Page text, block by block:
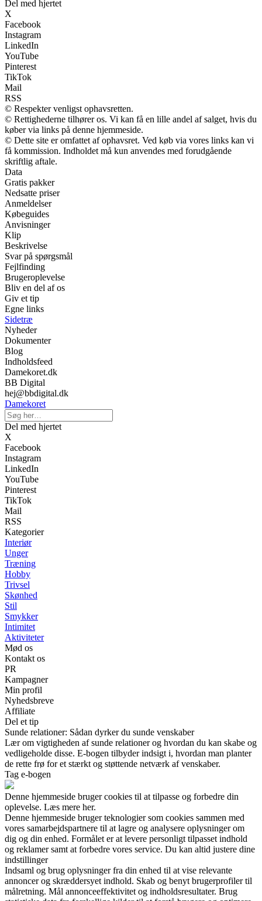
Del med hjertet
X
Facebook
Instagram
LinkedIn
YouTube
Pinterest
TikTok
Mail
RSS
© Respekter venligst ophavsretten.
© Rettighederne tilhører os. Vi kan få en lille andel af salget, hvis du
køber via links på denne hjemmeside.
© Dette site er omfattet af ophavsret. Ved køb via vores links kan vi
få kommission. Indholdet må kun anvendes med forudgående
skriftlig aftale.
Data
Gratis pakker
Nedsatte priser
Anmeldelser
Købeguides
Anvisninger
Klip
Beskrivelse
Svar på spørgsmål
Fejlfinding
Brugeroplevelse
Bliv en del af os
Giv et tip
Egne links
Sidetræ
Nyheder
Dokumenter
Blog
Indholdsfeed
Damekoret.dk
BB Digital
hej@bbdigital.dk
Damekoret
Del med hjertet
X
Facebook
Instagram
LinkedIn
YouTube
Pinterest
TikTok
Mail
RSS
Kategorier
Interiør
Unger
Træning
Hobby
Trivsel
Skønhed
Stil
Smykker
Intimitet
Aktiviteter
Mød os
Kontakt os
PR
Kampagner
Min profil
Nyhedsbreve
Affiliate
Del et tip
Sunde relationer: Sådan dyrker du sunde venskaber
Lær om vigtigheden af sunde relationer og hvordan du kan skabe og
vedligeholde disse. E-bogen tilbyder indsigt i, hvordan man planter
de rette frø for et stærkt og støttende netværk af venskaber.
Tag e-bogen
Denne hjemmeside bruger cookies til at tilpasse og forbedre din
oplevelse. Læs mere her.
Denne hjemmeside bruger teknologier som cookies sammen med
vores samarbejdspartnere til at lagre og analysere oplysninger om
dig og din enhed. Formålet er at levere personligt tilpasset indhold
og reklamer samt at forbedre vores service. Du kan altid justere dine
indstillinger
Indsaml og brug oplysninger fra din enhed til at vise relevante
annoncer og skræddersyet indhold. Skab og benyt brugerprofiler til
målretning. Mål annonceeffektivitet og indholdsresultater. Brug